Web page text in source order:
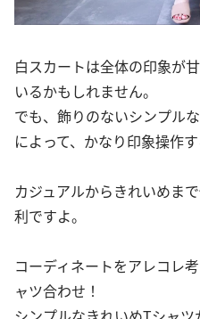
白スカートは全体の印象が
いるかもしれません。
でも、飾りのないシンプル
によって、かなり印象操作す
カジュアルからきれいめま
利ですよ。
コーディネートをアレコレ
ャツ合わせ！